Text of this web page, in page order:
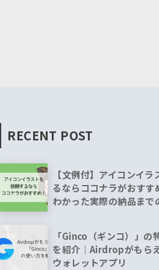
RECENT POST
【文例付】アイコンイ
るならココナラがおすす
わかった実際の納品まで
「Ginco（ギンコ）」の
を紹介｜Airdropがもら
ウォレットアプリ